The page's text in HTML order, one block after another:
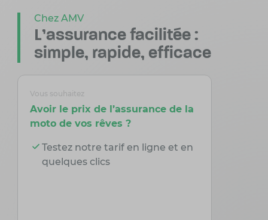
Chez AMV
L'assurance facilitée :
simple, rapide, efficace
Vous souhaitez
Avoir le prix de l’assurance de la
moto de vos rêves ?
Testez notre tarif en ligne et en
quelques clics